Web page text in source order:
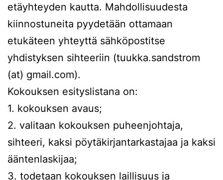
etäyhteyden kautta. Mahdollisuudesta
kiinnostuneita pyydetään ottamaan
etukäteen yhteyttä sähköpostitse
yhdistyksen sihteeriin (tuukka.sandstrom
(at) gmail.com).
Kokouksen esityslistana on:
1. kokouksen avaus;
2. valitaan kokouksen puheenjohtaja,
sihteeri, kaksi pöytäkirjantarkastajaa ja kaksi
ääntenlaskijaa;
3. todetaan kokouksen laillisuus ja